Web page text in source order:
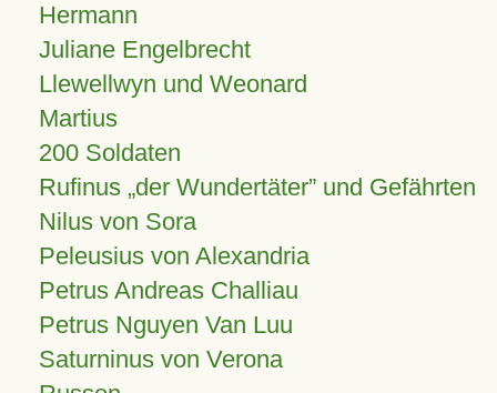
Hermann
Juliane Engelbrecht
Llewellwyn und Weonard
Martius
200 Soldaten
Rufinus „der Wundertäter” und Gefährten
Nilus von Sora
Peleusius von Alexandria
Petrus Andreas Challiau
Petrus Nguyen Van Luu
Saturninus von Verona